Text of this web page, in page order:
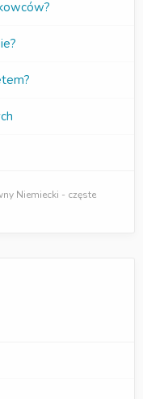
Niemiecki - częste